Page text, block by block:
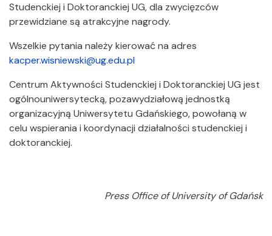
Studenckiej i Doktoranckiej UG, dla zwycięzców
przewidziane są atrakcyjne nagrody.
Wszelkie pytania należy kierować na adres
kacper.wisniewski@ug.edu.pl
Centrum Aktywności Studenckiej i Doktoranckiej UG jest
ogólnouniwersytecką, pozawydziałową jednostką
organizacyjną Uniwersytetu Gdańskiego, powołaną w
celu wspierania i koordynacji działalności studenckiej i
doktoranckiej.
Press Office of University of Gdańsk